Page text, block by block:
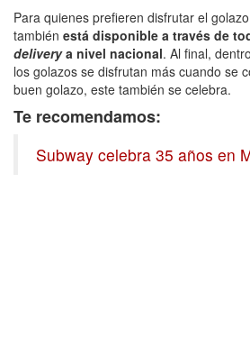
Para quienes prefieren disfrutar el
también está disponible a través de
deliverya nivel nacional. Al final,
los golazos se disfrutan más cuando se
buen golazo, este también se celebra.
Te recomendamos:
Subway celebra 35 años en